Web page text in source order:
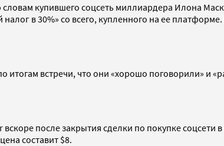
купившего соцсеть миллиардера Илона
в 30%» со всего, купленного на ее
итогам встречи, что они «хорошо поговорили» и
после закрытия сделки по покупке соцсети
составит $8.